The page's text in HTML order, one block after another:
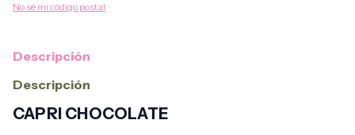
No sé mi código postal
Descripción
Descripción
CAPRI CHOCOLATE